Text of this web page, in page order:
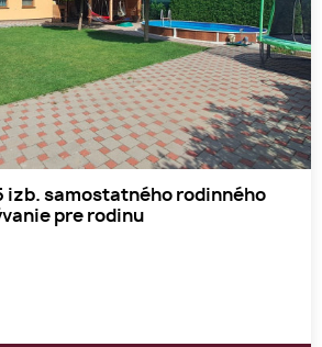
izb. samostatného rodinného
pre rodinu